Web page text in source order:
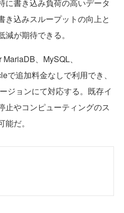
に書き込み負荷の高いデータ
き込みスループットの向上と
が期待できる。
、MySQL、
で追加料金なしで利用でき、
ジョンにて対応する。既存イ
止やコンピューティングのス
だ。